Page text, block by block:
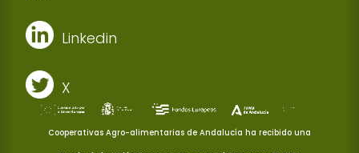
Linkedin
X
Cooperativas Agro-alimentarias de Andalucía ha recibido una